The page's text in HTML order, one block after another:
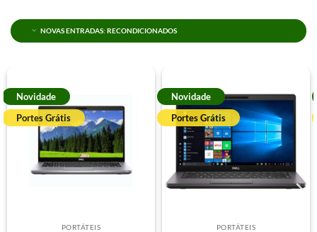
NOVAS ENTRADAS: RECONDICIONADOS
Novidade
Portes Grátis
PORTÁTEIS
Novidade
Portes Grátis
PORTÁTEIS